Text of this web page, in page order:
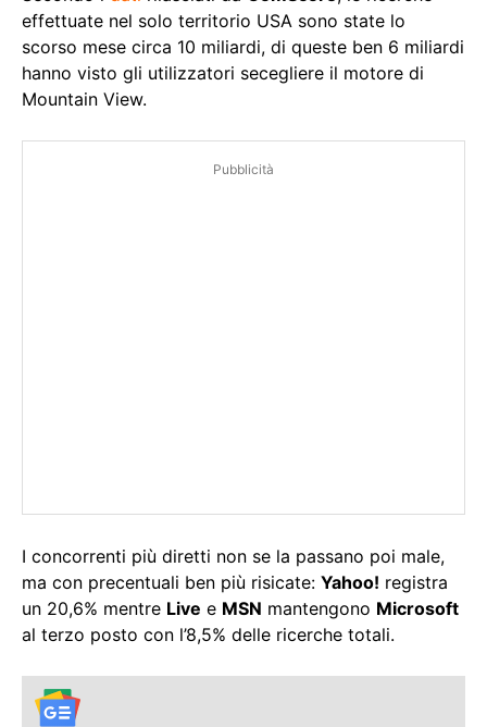
effettuate nel solo territorio USA sono state lo
scorso mese circa 10 miliardi, di queste ben 6 miliardi
hanno visto gli utilizzatori secegliere il motore di
Mountain View.
Pubblicità
I concorrenti più diretti non se la passano poi male,
ma con precentuali ben più risicate: Yahoo! registra
un 20,6% mentre Live e MSN mantengono Microsoft
al terzo posto con l’8,5% delle ricerche totali.